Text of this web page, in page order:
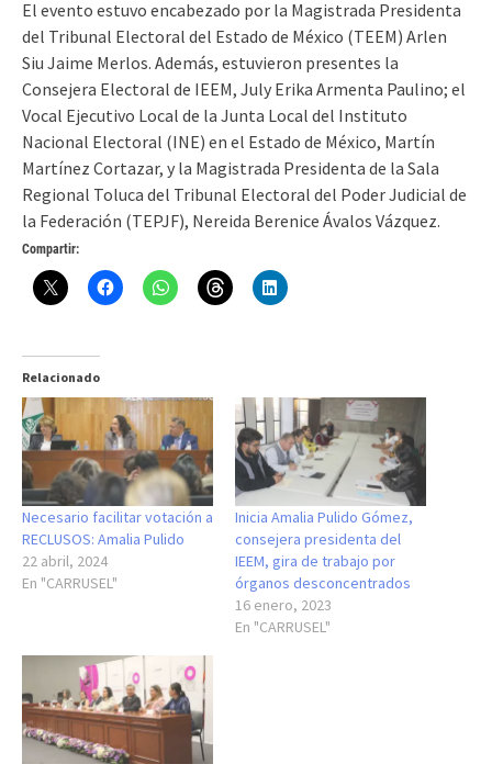
El evento estuvo encabezado por la Magistrada Presidenta
del Tribunal Electoral del Estado de México (TEEM) Arlen
Siu Jaime Merlos. Además, estuvieron presentes la
Consejera Electoral de IEEM, July Erika Armenta Paulino; el
Vocal Ejecutivo Local de la Junta Local del Instituto
Nacional Electoral (INE) en el Estado de México, Martín
Martínez Cortazar, y la Magistrada Presidenta de la Sala
Regional Toluca del Tribunal Electoral del Poder Judicial de
la Federación (TEPJF), Nereida Berenice Ávalos Vázquez.
Compartir:
Relacionado
Necesario facilitar votación a
RECLUSOS: Amalia Pulido
22 abril, 2024
En "CARRUSEL"
Inicia Amalia Pulido Gómez,
consejera presidenta del
IEEM, gira de trabajo por
órganos desconcentrados
16 enero, 2023
En "CARRUSEL"